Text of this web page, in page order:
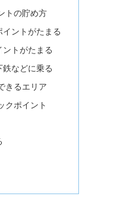
トの貯め方
ントがたまる
トがたまる
などに乗る
きるエリア
クポイント